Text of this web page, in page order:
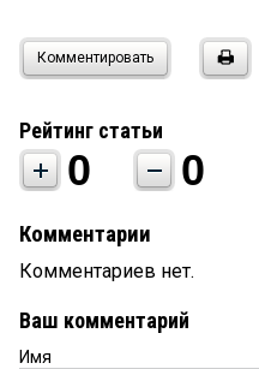
Комментировать
Рейтинг статьи
0 0
Комментарии
Комментариев нет.
Ваш комментарий
Имя